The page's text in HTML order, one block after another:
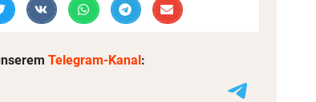
Telegram-Kanal: